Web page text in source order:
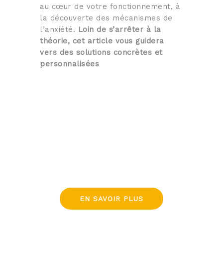
au cœur de votre fonctionnement, à
la découverte des mécanismes de
l’anxiété. Loin de s’arrêter à la
théorie, cet article vous guidera
vers des solutions concrètes et
personnalisées
EN SAVOIR PLUS